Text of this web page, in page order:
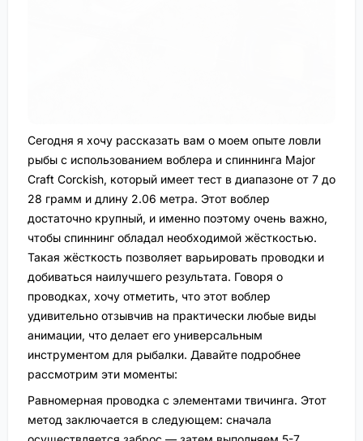
Сегодня я хочу рассказать вам о моем опыте ловли
рыбы с использованием воблера и спиннинга Major
Craft Corckish, который имеет тест в диапазоне от 7 до
28 грамм и длину 2.06 метра. Этот воблер
достаточно крупный, и именно поэтому очень важно,
чтобы спиннинг обладал необходимой жёсткостью.
Такая жёсткость позволяет варьировать проводки и
добиваться наилучшего результата. Говоря о
проводках, хочу отметить, что этот воблер
удивительно отзывчив на практически любые виды
анимации, что делает его универсальным
инструментом для рыбалки. Давайте подробнее
рассмотрим эти моменты:
Равномерная проводка с элементами твичинга. Этот
метод заключается в следующем: сначала